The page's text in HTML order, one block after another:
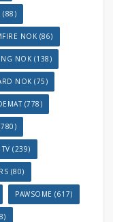
(88)
NOK (86)
NOK (138)
NOK (75)
(778)
(239)
(80)
PAWSOME (617)